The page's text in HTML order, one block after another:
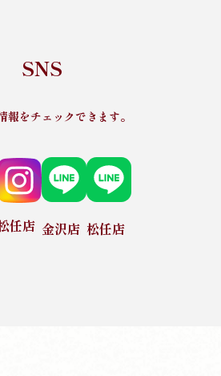
SNS
報をチェックできます。
任店 金沢店 松任店